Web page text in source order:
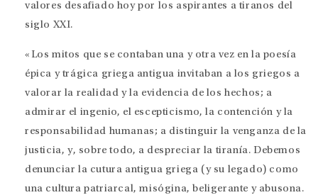
valores desafiado hoy por los aspirantes a tiranos del
siglo XXI.
«Los mitos que se contaban una y otra vez en la poesía
épica y trágica griega antigua invitaban a los griegos a
valorar la realidad y la evidencia de los hechos; a
admirar el ingenio, el escepticismo, la contención y la
responsabilidad humanas; a distinguir la venganza de la
justicia, y, sobre todo, a despreciar la tiranía. Debemos
denunciar la cutura antigua griega (y su legado) como
una cultura patriarcal, misógina, beligerante y abusona.